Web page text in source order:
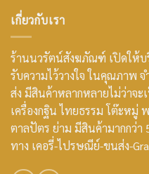
เกี่ยวกับเรา
ร้านนวรัตน์สังฆภัณฑ์ เปิดให้
รับความไว้วางใจ ในคุณภาพ
ส่ง มีสินค้าหลากหลายไม่ว่าจะ
เครื่องกฐิน ไทยธรรม โต๊ะหมู่
ตาลปัตร ย่าม มีสินค้ามากกว่า
ทาง เคอรี่-ไปรษณีย์-ขนส่ง-